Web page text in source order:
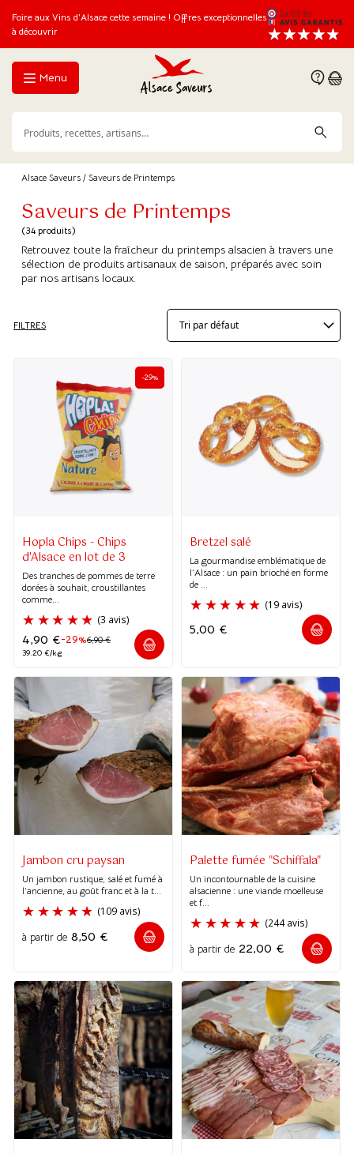
Foire aux Vins d’Alsace cette semaine ! Offres exceptionnelles
à découvrir
Menu
Alsace Saveurs / Saveurs de Printemps
Saveurs de Printemps
(34 produits)
Retrouvez toute la fraîcheur du printemps alsacien à travers une
sélection de produits artisanaux de saison, préparés avec soin
par nos artisans locaux.
FILTRES
-29%
Hopla Chips - Chips
d'Alsace en lot de 3
Des tranches de pommes de terre
dorées à souhait, croustillantes
comme...
(3 avis)
-29%6,90€
4,90 €
39.20 €/kg
Bretzel salé
La gourmandise emblématique de
l’Alsace : un pain brioché en forme
de ...
(19
5,00 €
Jambon cru paysan
Un jambon rustique, salé et fumé à
l’ancienne, au goût franc et à la t...
(109 avis)
à partir de 8,50 €
Palette fumée "Schiffala"
Un incontournable de la cuisine
alsacienne : une viande moelleuse
et f...
(244
à partir de 22,00 €